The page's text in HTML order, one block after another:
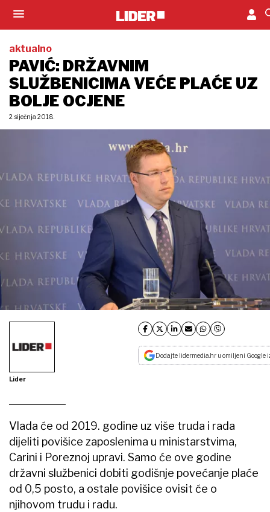
aktualno
PAVIĆ: DRŽAVNIM
SLUŽBENICIMA VEĆE PLAĆE UZ
BOLJE OCJENE
2. siječnja 2018.
Lider
Dodajte lidermedia.hr u omiljeni Google
Vlada će od 2019. godine uz više truda i rada
dijeliti povišice zaposlenima u ministarstvima,
Carini i Poreznoj upravi. Samo će ove godine
državni službenici dobiti godišnje povećanje plaće
od 0,5 posto, a ostale povišice ovisit će o
njihovom trudu i radu.